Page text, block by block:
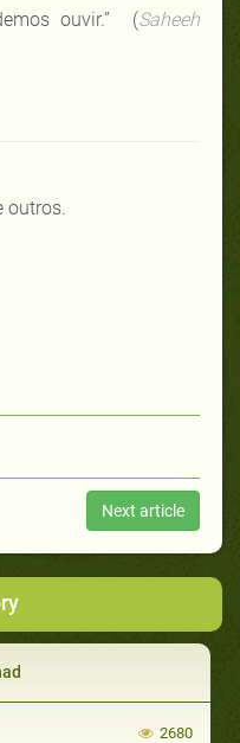
ouvir.” (Saheeh
outros.
Next article
2680